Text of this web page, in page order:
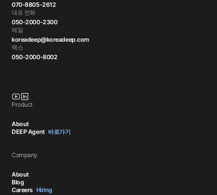
070-8805-2612
대표 전화
050-2000-2300
메일
koreadeep@koreadeep.com
팩스
050-2000-8002
Product
About
DEEP Agent 바로가기
Company
About
Blog
Careers Hiring